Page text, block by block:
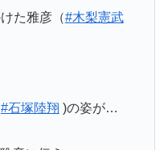
た雅彦（#木梨憲武
#石塚陸翔 )の姿が…